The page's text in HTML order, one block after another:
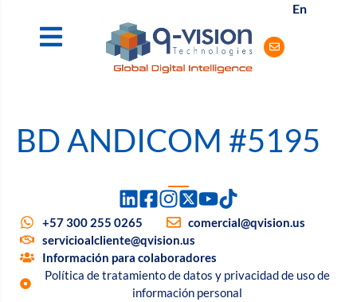
En
BD ANDICOM #5195
+57 300 255 0265
comercial@qvision.us
servicioalcliente@qvision.us
Información para colaboradores
Política de tratamiento de datos y privacidad de uso de
información personal